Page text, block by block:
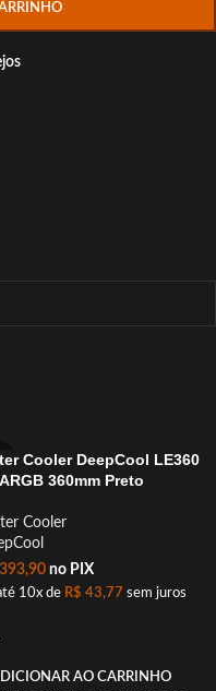
Cooler DeepCool LE360
360mm Preto
Cooler
393,90 no PIX
10x de R$ 43,77 sem juros
AO CARRINHO